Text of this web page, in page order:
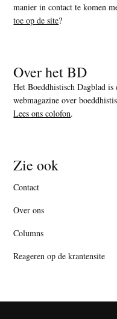
manier in contact te komen
toe op de site?
Over het BD
Het Boeddhistisch Dagblad
webmagazine over
Lees ons colofon.
Zie ook
Contact
Over ons
Columns
Reageren op de krantensite